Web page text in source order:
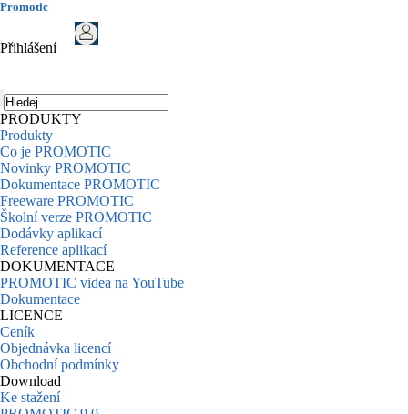
Promotic
Přihlášení
PRODUKTY
Produkty
Co je PROMOTIC
Novinky PROMOTIC
Dokumentace PROMOTIC
Freeware PROMOTIC
Školní verze PROMOTIC
Dodávky aplikací
Reference aplikací
DOKUMENTACE
PROMOTIC videa na YouTube
Dokumentace
LICENCE
Ceník
Objednávka licencí
Obchodní podmínky
Download
Ke stažení